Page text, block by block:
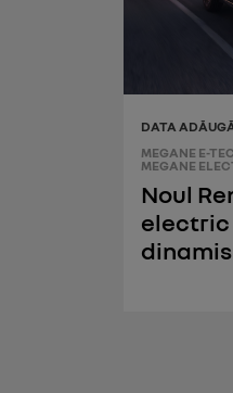
DATA
MEGANE E-
MEGANE
Noul
electric